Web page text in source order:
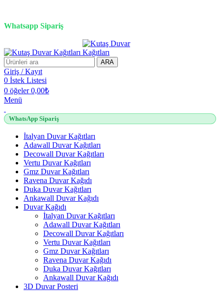
Whatsapp Sipariş
ARA
Giriş / Kayıt
0 İstek Listesi
0 öğeler 0,00₺
Menü
WhatsApp Sipariş
İtalyan Duvar Kağıtları
Adawall Duvar Kağıtları
Decowall Duvar Kağıtları
Vertu Duvar Kağıtları
Gmz Duvar Kağıtları
Ravena Duvar Kağıdı
Duka Duvar Kağıtları
Ankawall Duvar Kağıdı
Duvar Kağıdı
İtalyan Duvar Kağıtları
Adawall Duvar Kağıtları
Decowall Duvar Kağıtları
Vertu Duvar Kağıtları
Gmz Duvar Kağıtları
Ravena Duvar Kağıdı
Duka Duvar Kağıtları
Ankawall Duvar Kağıdı
3D Duvar Posteri